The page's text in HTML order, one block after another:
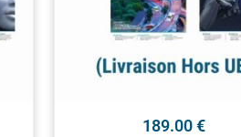
189.00€